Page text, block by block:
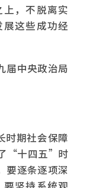
，不脱离实
展这些成功经
届中央政治局
时期社会保障
“十四五”时
要逐条逐项深